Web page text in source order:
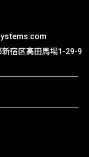
宿区高田馬場1-29-9